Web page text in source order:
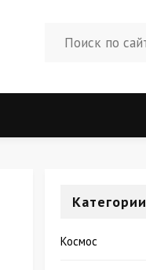
Категории
Космос